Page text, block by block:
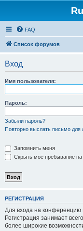
FAQ
Список форумов
Вход
Имя пользователя:
Пароль:
Забыли пароль?
Повторно выслать письмо для
Запомнить меня
Скрыть моё пребывание на
РЕГИСТРАЦИЯ
Для входа на конференцию
Регистрация занимает
более широкие